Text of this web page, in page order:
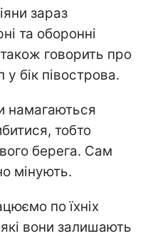
зараз
та оборонні
говорить про
у бік півострова.
намагаються
тобто
берега. Сам
мінують.
по їхніх
вони залишають